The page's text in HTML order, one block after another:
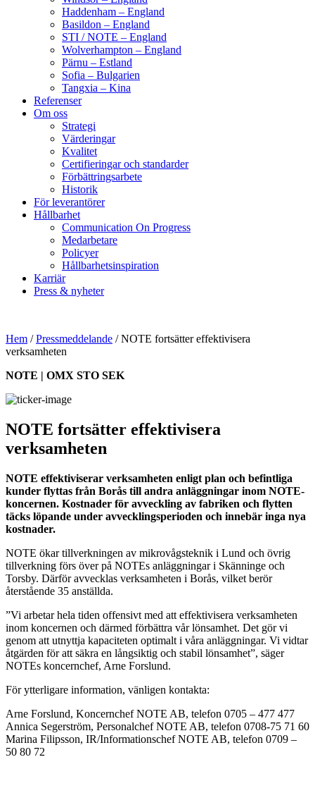
Haddenham – England
Basildon – England
STI / NOTE – England
Wolverhampton – England
Pärnu – Estland
Sofia – Bulgarien
Tangxia – Kina
Referenser
Om oss
Strategi
Värderingar
Kvalitet
Certifieringar och standarder
Förbättringsarbete
Historik
För leverantörer
Hållbarhet
Communication On Progress
Medarbetare
Policyer
Hållbarhetsinspiration
Karriär
Press & nyheter
Hem /Pressmeddelande /NOTE fortsätter effektivisera
verksamheten
NOTE | OMX STO SEK
NOTE fortsätter effektivisera
verksamheten
NOTE effektiviserar verksamheten enligt plan och befintliga
kunder flyttas från Borås till andra anläggningar inom NOTE-
koncernen. Kostnader för avveckling av fabriken och flytten
täcks löpande under avvecklingsperioden och innebär inga nya
kostnader.
NOTE ökar tillverkningen av mikrovågsteknik i Lund och övrig
tillverkning förs över på NOTEs anläggningar i Skänninge och
Torsby. Därför avvecklas verksamheten i Borås, vilket berör
återstående 35 anställda.
”Vi arbetar hela tiden offensivt med att effektivisera verksamheten
inom koncernen och därmed förbättra vår lönsamhet. Det gör vi
genom att utnyttja kapaciteten optimalt i våra anläggningar. Vi vidtar
åtgärden för att säkra en långsiktig och stabil lönsamhet”, säger
NOTEs koncernchef, Arne Forslund.
För ytterligare information, vänligen kontakta:
Arne Forslund, Koncernchef NOTE AB, telefon 0705 – 477 477
Annica Segerström, Personalchef NOTE AB, telefon 0708-75 71 60
Marina Filipsson, IR/Informationschef NOTE AB, telefon 0709 –
50 80 72